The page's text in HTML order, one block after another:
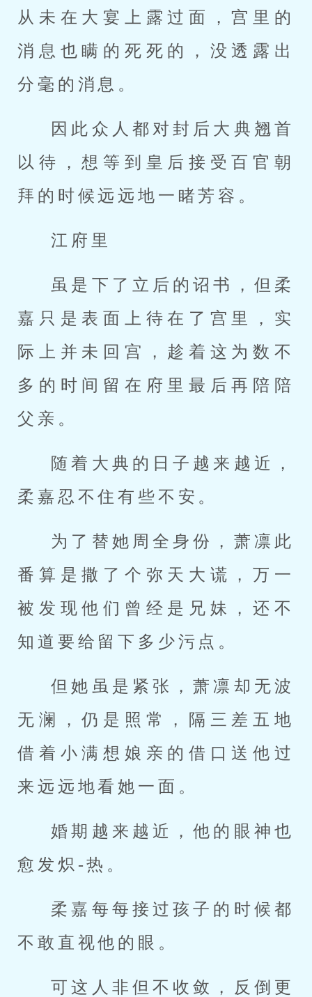
从未在大宴上露过面，宫里的
消息也瞒的死死的，没透露出
分毫的消息。
因此众人都对封后大典翘首
以待，想等到皇后接受百官朝
拜的时候远远地一睹芳容。
江府里
虽是下了立后的诏书，但柔
嘉只是表面上待在了宫里，实
际上并未回宫，趁着这为数不
多的时间留在府里最后再陪陪
父亲。
随着大典的日子越来越近，
柔嘉忍不住有些不安。
为了替她周全身份，萧凛此
番算是撒了个弥天大谎，万一
被发现他们曾经是兄妹，还不
知道要给留下多少污点。
但她虽是紧张，萧凛却无波
无澜，仍是照常，隔三差五地
借着小满想娘亲的借口送他过
来远远地看她一面。
婚期越来越近，他的眼神也
愈发炽-热。
柔嘉每每接过孩子的时候都
不敢直视他的眼。
可这人非但不收敛，反倒更